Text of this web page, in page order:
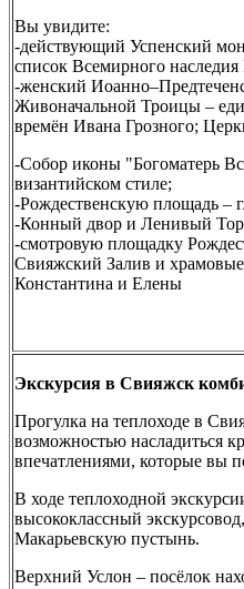
Вы увидите:
-действующий Успенский
список Всемирного
-женский
Живоначальной Троицы –
времён Ивана Грозного;
-Собор иконы "Богоматерь
византийском стиле;
-Рождественскую площадь –
-Конный двор и Ленивый
-смотровую площадку
Свияжский Залив и
Константина и Елены
Экскурсия в Свияжск
Прогулка на теплоходе в
возможностью насладиться
впечатлениями, которые вы
В ходе теплоходной
высококлассный
Макарьевскую пустынь.
Верхний Услон – посёлок